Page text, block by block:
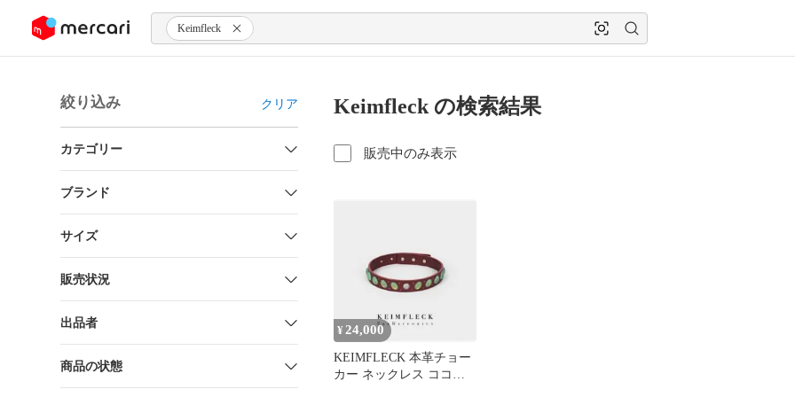
ツにスキップ Keimfleck
絞り込み クリア
カテゴリー
ブランド
サイズ
販売状況
出品者
商品の状態
Keimfleck の検索結果
販売中のみ表示
¥24,000
KEIMFLECK 本革チョー
カー ネックレス ココナ